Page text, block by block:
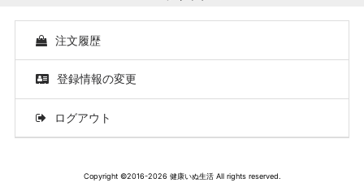
注文履歴
登録情報の変更
ログアウト
Copyright ©2016-2026 健康いぬ生活 All rights reserved.